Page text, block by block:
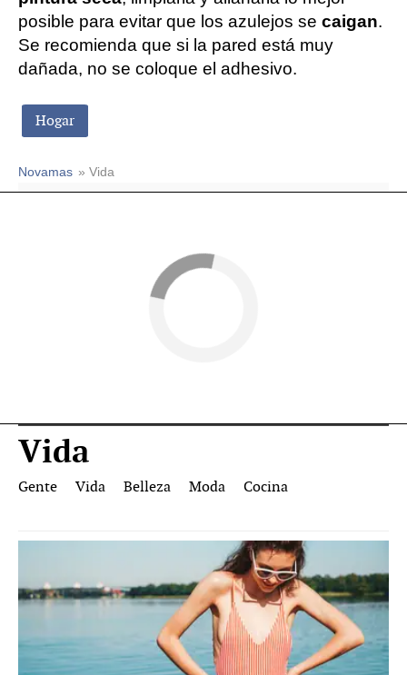
posible para evitar que los azulejos se caigan.
Se recomienda que si la pared está muy
dañada, no se coloque el adhesivo.
Hogar
Novamas » Vida
Vida
Gente Vida Belleza Moda Cocina